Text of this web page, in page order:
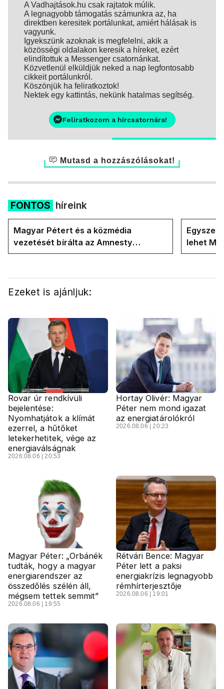
A Vadhajtások.hu csak rajtatok múlik.
A legnagyobb támogatás számunkra az, ha
direktben keresitek portálunkat, amiért hálásak is
vagyunk.
Igyekszünk azoknak is megfelelni, akik a
közösségi oldalakon keresik a híreket, ezért
elindítottuk a Messenger csatornánkat.
Közvetlenül elküldjük neked a nap legfontosabb
cikkeit portálunkról.
Köszönjük ha feliratkoztok!
Nektek egy kattintás, nekünk hatalmas segítség.
Feliratkozom a hírcsatornára!
Mutasd a hozzászólásokat!
FONTOS híreink
Magyar Pétert és a közmédia
vezetését bírálta az Amnesty
International a Klubrádióban
lehet
Ezeket is ajánljuk:
Rovar úr rendkívüli
bejelentése:
Nyomhatjátok a klímát
ezerrel, a hűtőket
letekerhetitek, vége az
energiaválságnak
2026.08.06 | 20:53
Hortay Olivér: Magyar
Péter nem mond igazat
az energiatárolókról
2026.08.06 | 20:23
Magyar Péter: „Orbánék
tudták, hogy a magyar
energiarendszer az
összedőlés szélén áll,
mégsem tettek semmit”
2026.08.06 | 19:55
Rétvári Bence: Magyar
Péter lett a paksi
energiakrízis legnagyobb
rémhírterjesztője
2026.08.06 | 19:01